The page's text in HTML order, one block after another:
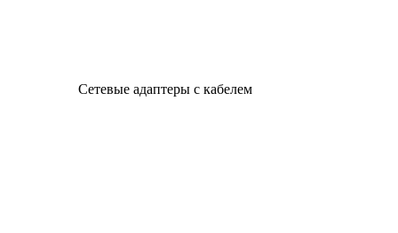
Сетевые адаптеры с кабелем